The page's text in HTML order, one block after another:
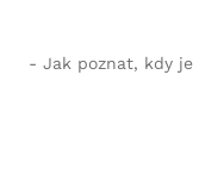
- Jak poznat, kdy